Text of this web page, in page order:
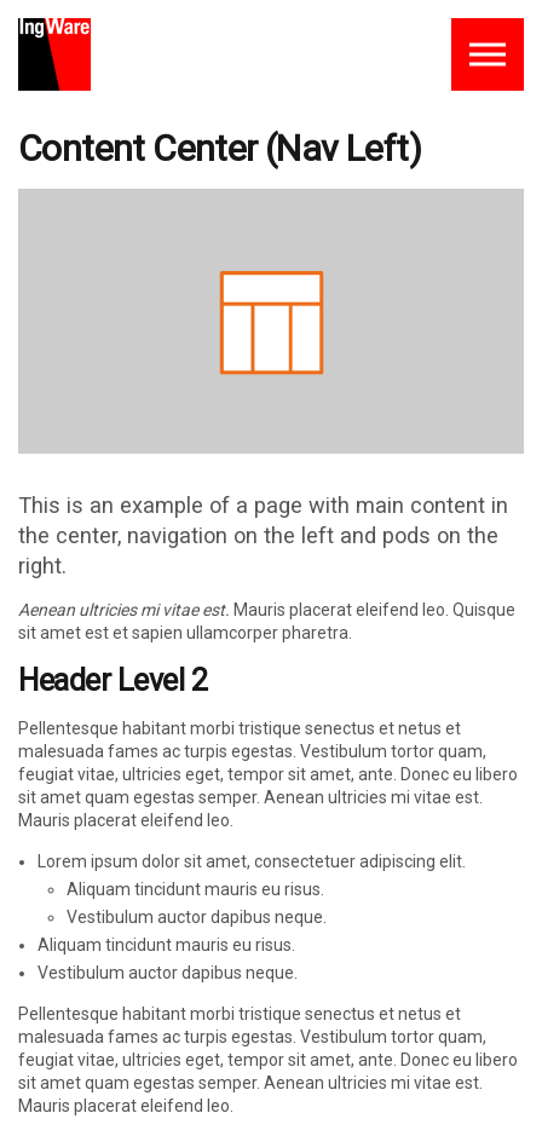
Content Center (Nav Left)
This is an example of a page with main content in
the center, navigation on the left and pods on the
right.
Aenean ultricies mi vitae est. Mauris placerat eleifend leo. Quisque
sit amet est et sapien ullamcorper pharetra.
Header Level 2
Pellentesque habitant morbi tristique senectus et netus et
malesuada fames ac turpis egestas. Vestibulum tortor quam,
feugiat vitae, ultricies eget, tempor sit amet, ante. Donec eu libero
sit amet quam egestas semper. Aenean ultricies mi vitae est.
Mauris placerat eleifend leo.
Lorem ipsum dolor sit amet, consectetuer adipiscing elit.
Aliquam tincidunt mauris eu risus.
Vestibulum auctor dapibus neque.
Aliquam tincidunt mauris eu risus.
Vestibulum auctor dapibus neque.
Pellentesque habitant morbi tristique senectus et netus et
malesuada fames ac turpis egestas. Vestibulum tortor quam,
feugiat vitae, ultricies eget, tempor sit amet, ante. Donec eu libero
sit amet quam egestas semper. Aenean ultricies mi vitae est.
Mauris placerat eleifend leo.